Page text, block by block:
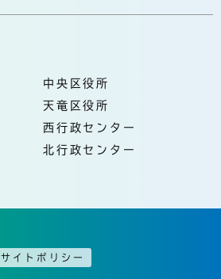
中央区役所
天竜区役所
西行政センター
北行政センター
サイトポリシー